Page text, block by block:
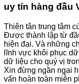
uy tín hàng đầu
Thiên tân trung tâm
Được thành lập từ
hiện đại. Và những
lĩnh vực khôi phục
dữ liệu cho quý vị
Xin đừng ngần ngại
vấn hoàn toàn miễn